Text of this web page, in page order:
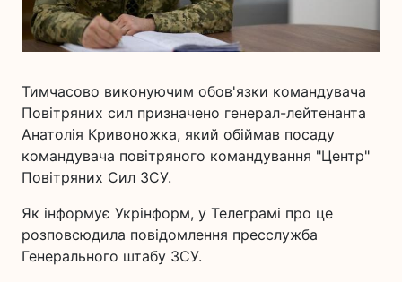
Тимчасово виконуючим обов'язки командувача
Повітряних сил призначено генерал-лейтенанта
Анатолія Кривоножка, який обіймав посаду
командувача повітряного командування "Центр"
Повітряних Сил ЗСУ.
Як інформує Укрінформ, у Телеграмі про це
розповсюдила повідомлення пресслужба
Генерального штабу ЗСУ.